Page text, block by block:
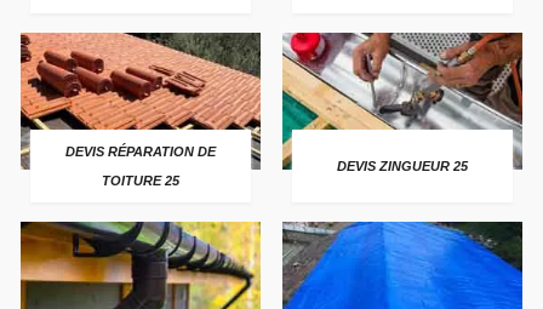
DEVIS RÉPARATION DE
TOITURE 25
DEVIS ZINGUEUR 25